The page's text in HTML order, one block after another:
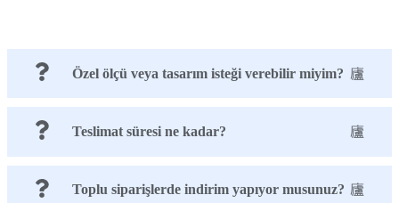
Özel ölçü veya tasarım isteği verebilir miyim?
Teslimat süresi ne kadar?
Toplu siparişlerde indirim yapıyor musunuz?